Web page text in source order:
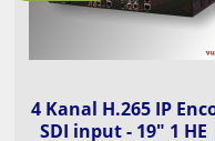
4 Kanal H.265 IP
SDI input - 19" 1